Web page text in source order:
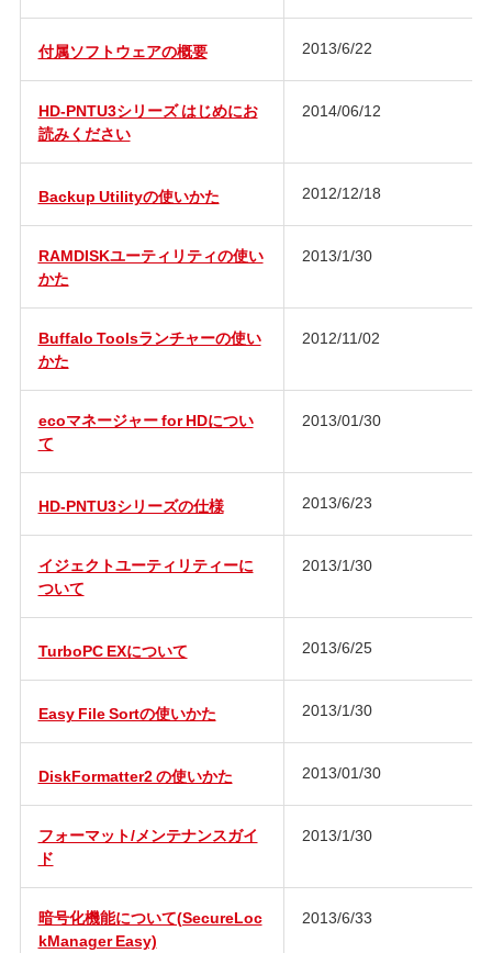
付属ソフトウェアの概要 2013/6/22
HD-PNTU3シリーズ はじめにお
読みください
2014/06/12
Backup Utilityの使いかた 2012/12/18
RAMDISKユーティリティの使い
かた
2013/1/30
Buffalo Toolsランチャーの使い
かた
2012/11/02
ecoマネージャー for HDについ
て
2013/01/30
HD-PNTU3シリーズの仕様 2013/6/23
イジェクトユーティリティーに
ついて
2013/1/30
TurboPC EXについて 2013/6/25
Easy File Sortの使いかた 2013/1/30
DiskFormatter2 の使いかた 2013/01/30
フォーマット/メンテナンスガイ
ド
2013/1/30
暗号化機能について(SecureLoc
kManager Easy)
2013/6/33